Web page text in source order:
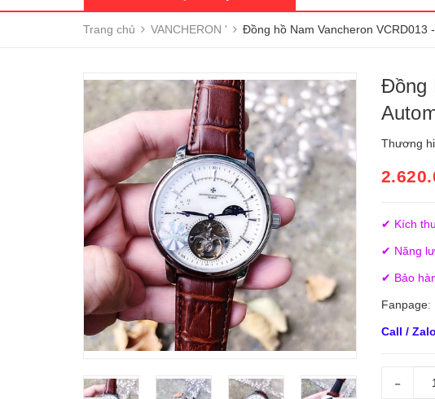
Trang chủ VANCHERON ' Đồng hồ Nam Vancheron VCRD013
Đồng
Thương
✔ Kích
✔ Năng
✔ Bảo
Fanpage:
Call /
-